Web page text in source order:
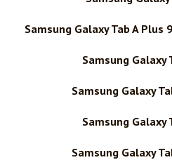
Samsung Galaxy Tab A Plus
Samsung Galaxy
Samsung Galaxy
Samsung Galaxy
Samsung Galaxy